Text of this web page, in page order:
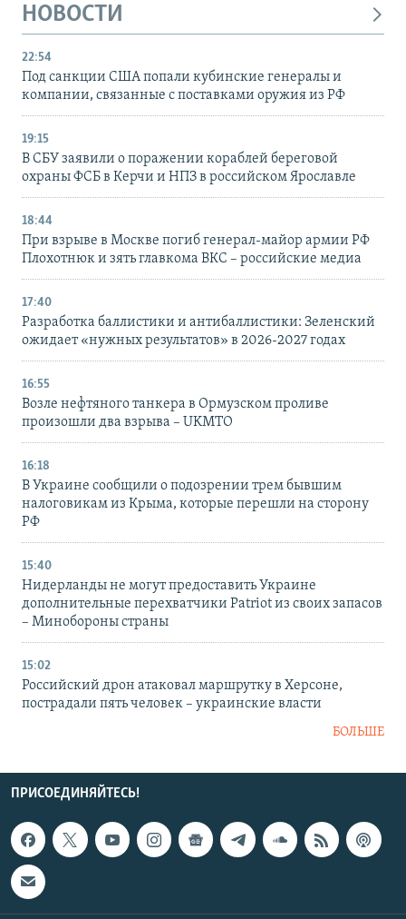
НОВОСТИ
22:54
Под санкции США попали кубинские генералы и
компании, связанные с поставками оружия из РФ
19:15
В СБУ заявили о поражении кораблей береговой
охраны ФСБ в Керчи и НПЗ в российском Ярославле
18:44
При взрыве в Москве погиб генерал-майор армии РФ
Плохотнюк и зять главкома ВКС – российские медиа
17:40
Разработка баллистики и антибаллистики: Зеленский
ожидает «нужных результатов» в 2026-2027 годах
16:55
Возле нефтяного танкера в Ормузском проливе
произошли два взрыва – UKMTO
16:18
В Украине сообщили о подозрении трем бывшим
налоговикам из Крыма, которые перешли на сторону
РФ
15:40
Нидерланды не могут предоставить Украине
дополнительные перехватчики Patriot из своих запасов
– Минобороны страны
15:02
Российский дрон атаковал маршрутку в Херсоне,
пострадали пять человек – украинские власти
БОЛЬШЕ
ПРИСОЕДИНЯЙТЕСЬ!